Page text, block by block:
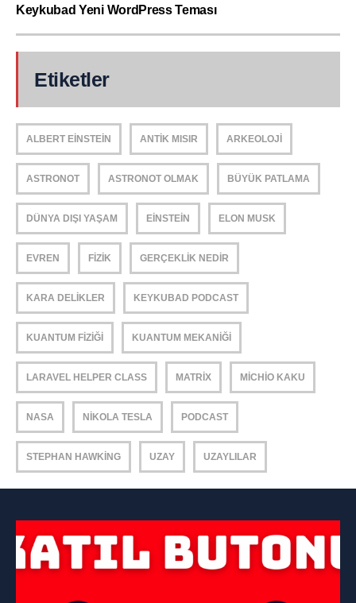
Keykubad Yeni WordPress Teması
Etiketler
ALBERT EINSTEIN ANTIK MISIR ARKEOLOJI
ASTRONOT ASTRONOT OLMAK BÜYÜK PATLAMA
DÜNYA DIŞI YAŞAM EINSTEIN ELON MUSK
EVREN FIZIK GERÇEKLIK NEDIR
KARA DELIKLER KEYKUBAD PODCAST
KUANTUM FIZIĞI KUANTUM MEKANIĞI
LARAVEL HELPER CLASS MATRIX MICHIO KAKU
NASA NIKOLA TESLA PODCAST
STEPHAN HAWKING UZAY UZAYLILAR